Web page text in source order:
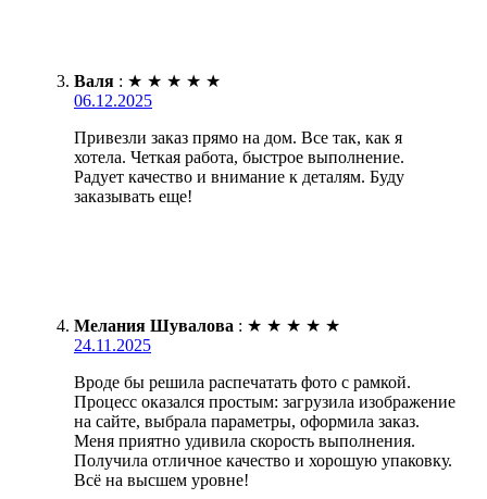
Валя : ★ ★ ★ ★ ★
06.12.2025
Привезли заказ прямо на дом. Все так, как я
хотела. Четкая работа, быстрое выполнение.
Радует качество и внимание к деталям. Буду
заказывать еще!
Мелания Шувалова : ★ ★ ★ ★ ★
24.11.2025
Вроде бы решила распечатать фото с рамкой.
Процесс оказался простым: загрузила изображение
на сайте, выбрала параметры, оформила заказ.
Меня приятно удивила скорость выполнения.
Получила отличное качество и хорошую упаковку.
Всё на высшем уровне!